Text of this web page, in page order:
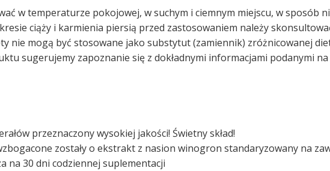
w temperaturze pokojowej, w suchym i ciemnym miejscu, w sposób
ciąży i karmienia piersią przed zastosowaniem należy
nie mogą być stosowane jako substytut (zamiennik) zróżnicowanej
sugerujemy zapoznanie się z dokładnymi informacjami podanymi
przeznaczony wysokiej jakości! Świetny skład!
zostały o ekstrakt z nasion winogron standaryzowany na
na 30 dni codziennej suplementacji